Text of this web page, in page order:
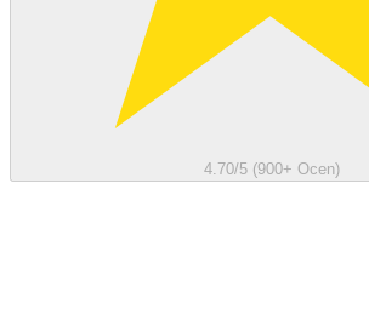
4.70/5 (900+ Ocen)